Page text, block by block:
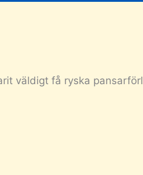
väldigt få ryska